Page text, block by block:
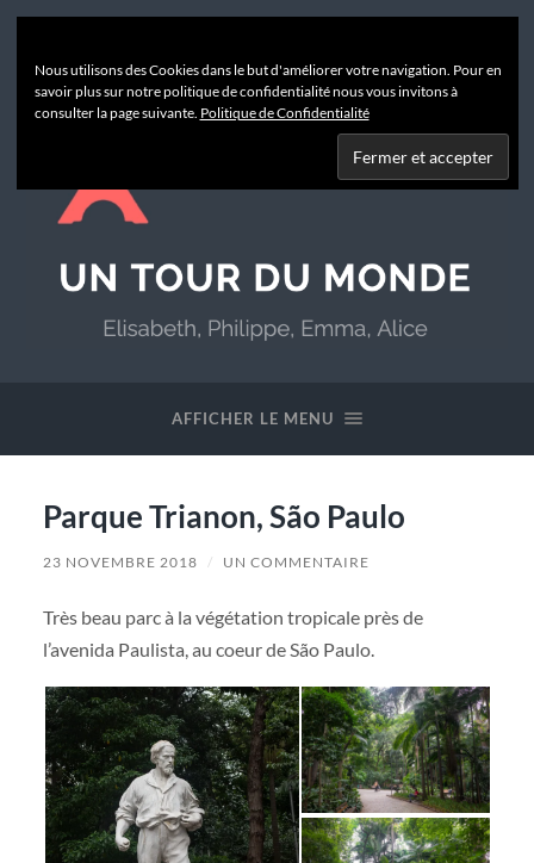
AFFICHER LE MENU
Parque Trianon, São Paulo
23 NOVEMBRE 2018 / UN COMMENTAIRE
Très beau parc à la végétation tropicale près de
l’avenida Paulista, au coeur de São Paulo.
Nous utilisons des Cookies dans le but d'améliorer votre navigation. Pour en
savoir plus sur notre politique de confidentialité nous vous invitons à
consulter la page suivante. Politique de Confidentialité